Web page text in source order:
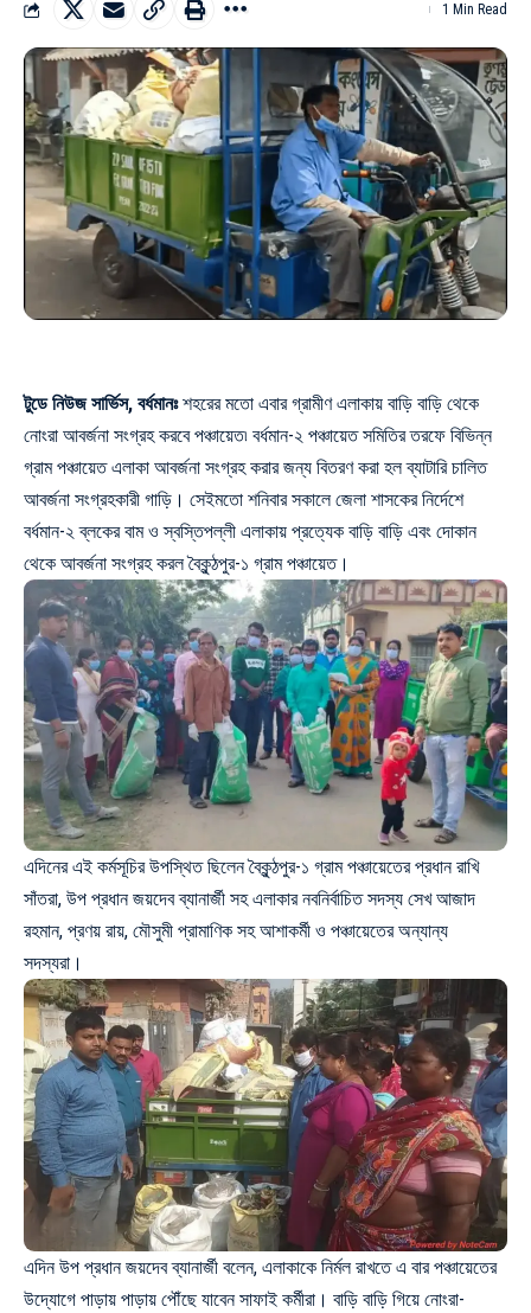
1 Min Read
টুডে নিউজ সার্ভিস, বর্ধমানঃশহরের মতো এবার গ্রামীণ এলাকায় বাড়ি বাড়ি থেকে
নোংরা আবর্জনা সংগ্রহ করবে পঞ্চায়েত৷ বর্ধমান-২ পঞ্চায়েত সমিতির তরফে বিভিন্ন
গ্রাম পঞ্চায়েত এলাকা আবর্জনা সংগ্রহ করার জন্য বিতরণ করা হল ব্যাটারি চালিত
আবর্জনা সংগ্রহকারী গাড়ি। সেইমতো শনিবার সকালে জেলা শাসকের নির্দেশে
বর্ধমান-২ ব্লকের বাম ও স্বস্তিপল্লী এলাকায় প্রত্যেক বাড়ি বাড়ি এবং দোকান
থেকে আবর্জনা সংগ্রহ করল বৈকুন্ঠপুর-১ গ্রাম পঞ্চায়েত।
এদিনের এই কর্মসূচির উপস্থিত ছিলেন বৈকুন্ঠপুর-১ গ্রাম পঞ্চায়েতের প্রধান রাখি
সাঁতরা, উপ প্রধান জয়দেব ব্যানার্জী সহ এলাকার নবনির্বাচিত সদস্য সেখ আজাদ
রহমান, প্রণয় রায়, মৌসুমী প্রামাণিক সহআশাকর্মী ও পঞ্চায়েতের অন্যান্য
সদস্যরা।
এদিন উপ প্রধান জয়দেব ব্যানার্জী বলেন, এলাকাকে নির্মল রাখতে এ বার পঞ্চায়েতের
উদ্যোগে পাড়ায় পাড়ায় পৌঁছে যাবেন সাফাই কর্মীরা। বাড়ি বাড়ি গিয়ে নোংরা-